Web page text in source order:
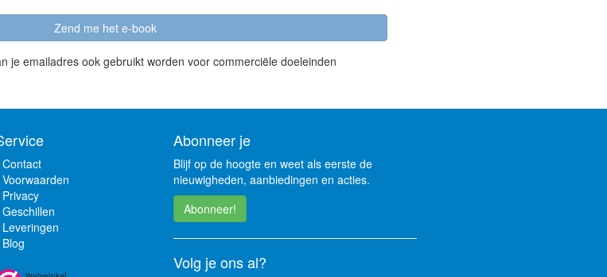
je emailadres ook gebruikt worden voor commerciële doeleinden
Contact
Voorwaarden
Privacy
Geschillen
Leveringen
Blog
Abonneer je
Blijf op de hoogte en weet als eerste de
nieuwigheden, aanbiedingen en acties.
Abonneer!
Volg je ons al?